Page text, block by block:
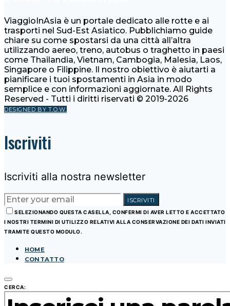
ViaggioInAsia è un portale dedicato alle rotte e ai
trasporti nel Sud-Est Asiatico. Pubblichiamo guide
chiare su come spostarsi da una città all’altra
utilizzando aereo, treno, autobus o traghetto in paesi
come Thailandia, Vietnam, Cambogia, Malesia, Laos,
Singapore o Filippine. Il nostro obiettivo è aiutarti a
pianificare i tuoi spostamenti in Asia in modo
semplice e con informazioni aggiornate. All Rights
Reserved - Tutti i diritti riservati © 2019-2026
DESIGNED BY T.O.W.
Iscriviti
Iscriviti alla nostra newsletter
ISCRIVITI
SELEZIONANDO QUESTA CASELLA, CONFERMI DI AVER LETTO E ACCETTATO
I NOSTRI TERMINI DI UTILIZZO RELATIVI ALLA CONSERVAZIONE DEI DATI INVIATI
TRAMITE QUESTO MODULO.
HOME
CONTATTO
CERCA: